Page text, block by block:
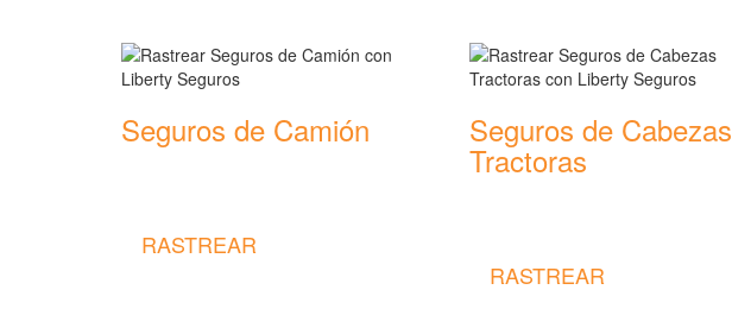
Seguros de Camión
RASTREAR
Seguros de Cabezas
Tractoras
RASTREAR